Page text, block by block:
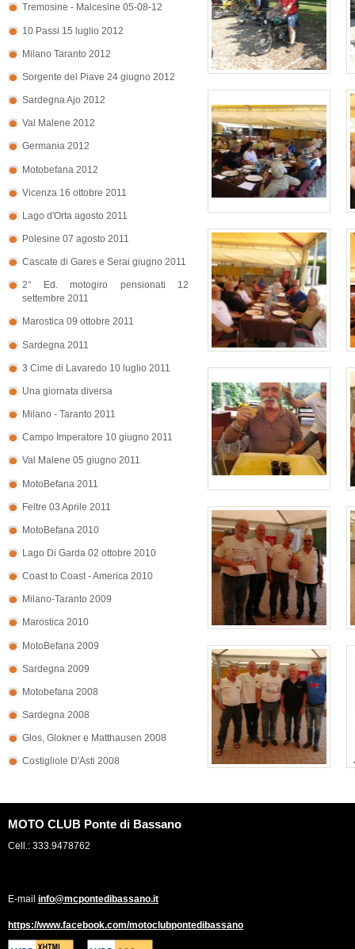
Tremosine - Malcesine 05-08-12
10 Passi 15 luglio 2012
Milano Taranto 2012
Sorgente del Piave 24 giugno 2012
Sardegna Ajo 2012
Val Malene 2012
Germania 2012
Motobefana 2012
Vicenza 16 ottobre 2011
Lago d'Orta agosto 2011
Polesine 07 agosto 2011
Cascate di Gares e Serai giugno 2011
2° Ed. motogiro pensionati 12
settembre 2011
Marostica 09 ottobre 2011
Sardegna 2011
3 Cime di Lavaredo 10 luglio 2011
Una giornata diversa
Milano - Taranto 2011
Campo Imperatore 10 giugno 2011
Val Malene 05 giugno 2011
MotoBefana 2011
Feltre 03 Aprile 2011
MotoBefana 2010
Lago Di Garda 02 ottobre 2010
Coast to Coast - America 2010
Milano-Taranto 2009
Marostica 2010
MotoBefana 2009
Sardegna 2009
Motobefana 2008
Sardegna 2008
Glos, Glokner e Matthausen 2008
Costigliole D'Asti 2008
MOTO CLUB Ponte di Bassano
Cell.: 333.9478762
E-mail info@mcpontedibassano.it
https://www.facebook.com/motoclubpontedibassano